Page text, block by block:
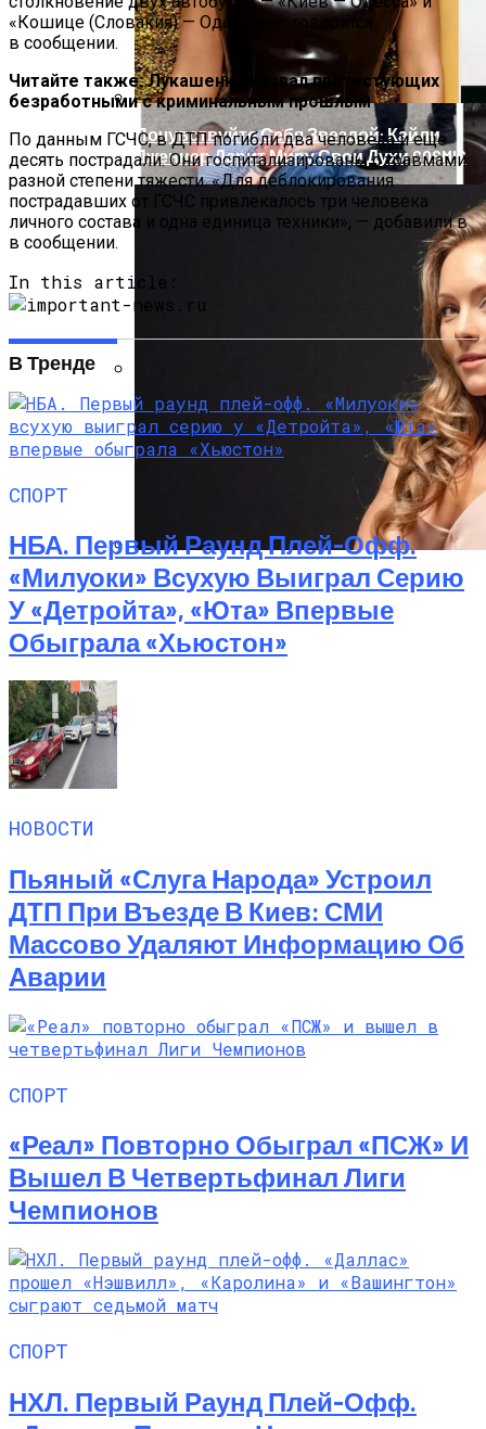
В Киеве У Копа, Подозреваемого В
Наркоторговле, Нашли Пистолет
Януковича
Почувствуйте Себя Звездой: Кайли
Дженнер Дарит Миру Свои Духи COSMIC
Алёна Шоптенко Показала
Танцевальный Мастер-Класс На Пляже
В Турции
«Кошице (Словакия) — Одесса», — говорится
в сообщении.
Читайте также: Лукашенко назвал протестующих
безработными с криминальным прошлым
По данным ГСЧС, в ДТП погибли два человека и еще
десять пострадали. Они госпитализированы с травмами
разной степени тяжести. «Для деблокирования
пострадавших от ГСЧС привлекалось три человека
личного состава и одна единица техники», — добавили в
в сообщении.
In this article:
В Тренде
СПОРТ
НБА. Первый Раунд Плей-Офф.
«Милуоки» Всухую Выиграл Серию
У «Детройта», «Юта» Впервые
Обыграла «Хьюстон»
НОВОСТИ
Пьяный «слуга Народа» Устроил
ДТП При Въезде В Киев: СМИ
Массово Удаляют Информацию Об
Аварии
СПОРТ
«Реал» Повторно Обыграл «ПСЖ» И
Вышел В Четвертьфинал Лиги
Чемпионов
СПОРТ
НХЛ. Первый Раунд Плей-Офф.